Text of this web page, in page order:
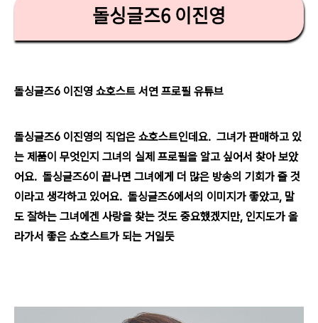
돌싱글즈6 이진영
돌싱글즈6 이진영 쇼호스트 서연 프로필 유튜브
돌싱글즈6 이진영의 직업은 쇼호스트인데요. 그녀가 판매하고 있
는 제품이 무엇인지 그녀의 실제 프로필을 알고 싶어서 찾아 보았
어요. 돌싱글즈6이 끝나면 그녀에게 더 많은 방송의 기회가 줄 것
이라고 생각하고 있어요. 돌싱글즈6에서의 이미지가 좋았고, 말
도 잘하는 그녀에겐 사랑을 찾는 것도 중요했겠지만, 인지도가 올
라가서 좋은 쇼호스트가 되는 거일듯